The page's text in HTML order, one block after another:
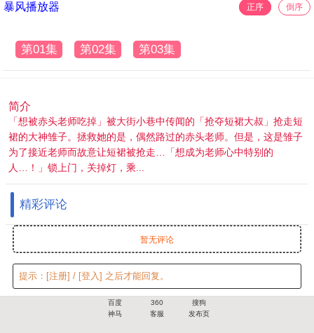
暴风播放器 正序 倒序
第01集 第02集 第03集
简介
「想被赤头老师吃掉」被大街小巷中传闻的「抢夺短裙大叔」抢走短
裙的大神雏子。拯救她的是，偶然路过的赤头老师。但是，这是雏子
为了接近老师而故意让短裙被抢走…「想成为老师心中特别的
人…！」锁上门，关掉灯，乘...
精彩评论
暂无评论
提示： [注册] / [登入] 之后才能回复。
百度 360
搜狗
神马
客服 发布页